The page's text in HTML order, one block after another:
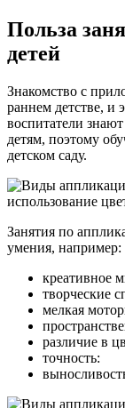
Польза
детей
Знакомство с
раннем детстве, и
воспитатели
детям, поэтому
детском саду.
Занятия по
умения, например:
креативное
творческие
мелкая
различие в
точность: